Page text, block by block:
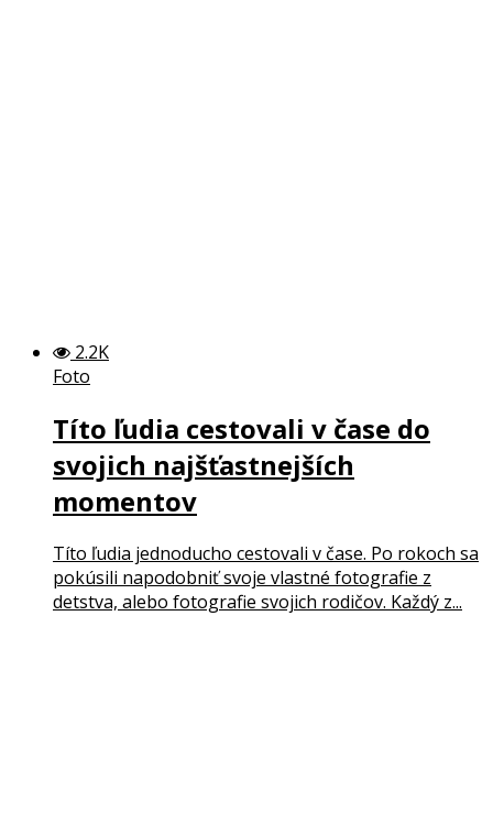
2.2K
Foto
Títo ľudia cestovali v čase do
svojich najšťastnejších
momentov
Títo ľudia jednoducho cestovali v čase. Po rokoch sa
pokúsili napodobniť svoje vlastné fotografie z
detstva, alebo fotografie svojich rodičov. Každý z...